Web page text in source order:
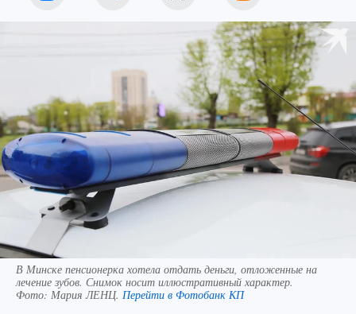
В Минске пенсионерка хотела отдать деньги, отложенные на
лечение зубов. Снимок носит иллюстративный характер.
Фото: Мария ЛЕНЦ. Перейти в Фотобанк КП